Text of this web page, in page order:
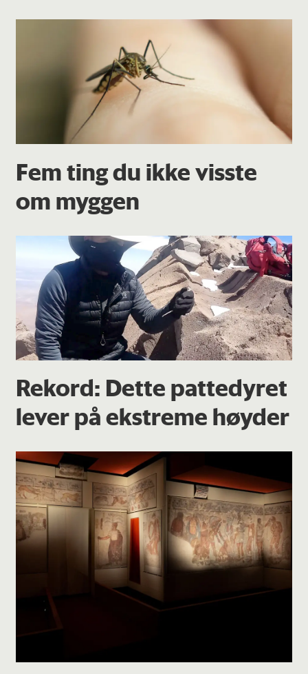
Fem ting du ikke visste
om myggen
Rekord: Dette pattedyret
lever på ekstreme høyder